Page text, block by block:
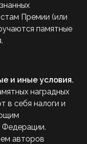
Премии (или
памятные
и иные условия.
наградных
в себя налоги и
Федерации.
авторов